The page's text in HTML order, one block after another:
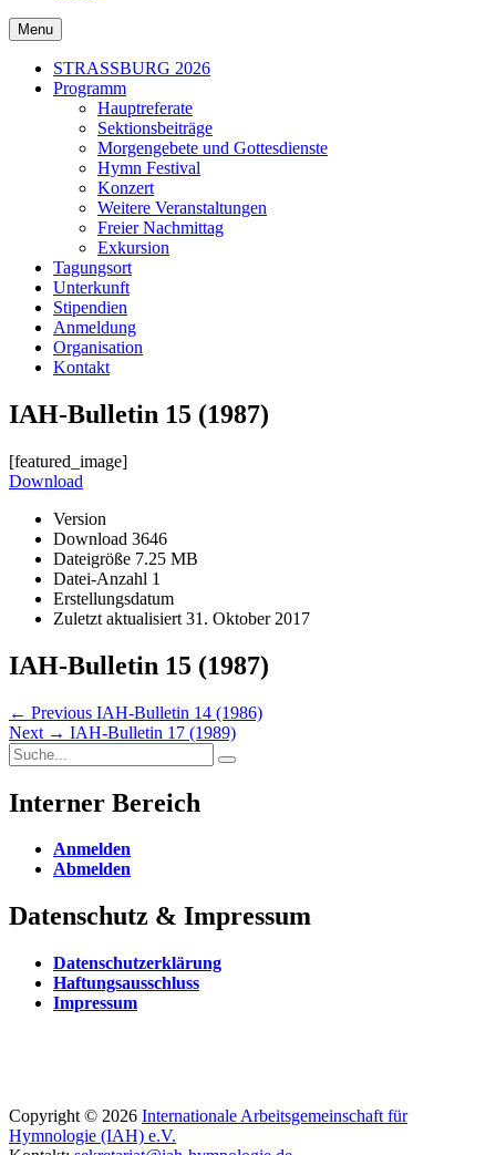
Menu
Secondary
menu
STRASSBURG 2026
Programm
Hauptreferate
Sektionsbeiträge
Morgengebete und Gottesdienste
Hymn Festival
Konzert
Weitere Veranstaltungen
Freier Nachmittag
Exkursion
Tagungsort
Unterkunft
Stipendien
Anmeldung
Organisation
Kontakt
IAH-Bulletin 15 (1987)
[featured_image]
Download
Version
Download 3646
Dateigröße 7.25 MB
Datei-Anzahl 1
Erstellungsdatum
Zuletzt aktualisiert 31. Oktober 2017
IAH-Bulletin 15 (1987)
Beitragsnavigation
← Previous Previous
post:
IAH-Bulletin 14 (1986)
Next → Next
IAH-Bulletin 17 (1989)
Search
for:
Search
Interner Bereich
Anmelden
Abmelden
Datenschutz & Impressum
Datenschutzerklärung
Haftungsausschluss
Impressum
Email
Website
Phone
Copyright © 2026 Internationale Arbeitsgemeinschaft für
Hymnologie (IAH) e.V.